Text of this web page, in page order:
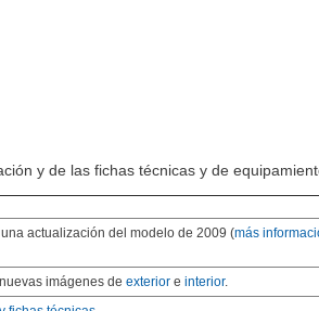
y de las fichas técnicas y de
actualización del modelo de 2009 (más
imágenes de exterior e interior.